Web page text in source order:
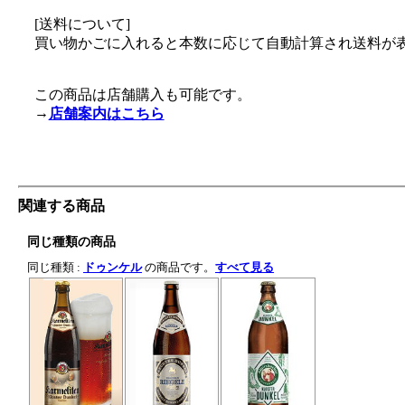
[送料について]
買い物かごに入れると本数に応じて自動計算され送料が
この商品は店舗購入も可能です。
→ 店舗案内はこちら
関連する商品
同じ種類の商品
同じ種類 : ドゥンケルの商品です。 すべて見る